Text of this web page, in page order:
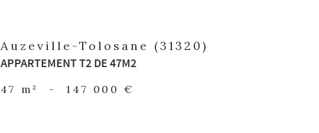
Auzeville-Tolosane (31320)
APPARTEMENT T2 DE 47M2
47 m² - 147 000 €